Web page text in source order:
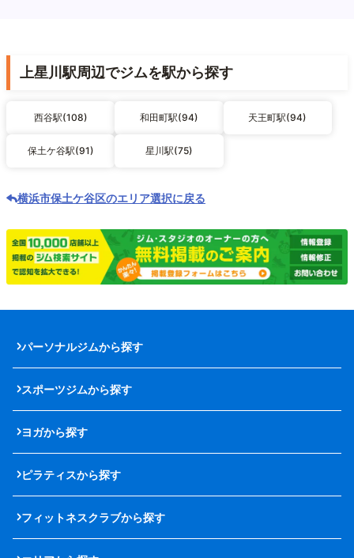
上星川駅周辺でジムを駅から探す
西谷駅(108) 和田町駅(94) 天王町駅(94)
保土ケ谷駅(91) 星川駅(75)
横浜市保土ケ谷区のエリア選択に戻る
パーソナルジムから探す
スポーツジムから探す
ヨガから探す
ピラティスから探す
フィットネスクラブから探す